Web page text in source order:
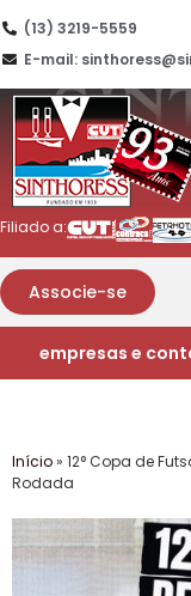
(13) 3219-5559
E-mail:
Filiado a:
Associe-se
empresas e
Início» 12° Copa de
Rodada